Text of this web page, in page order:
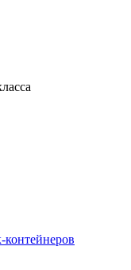
контейнеров